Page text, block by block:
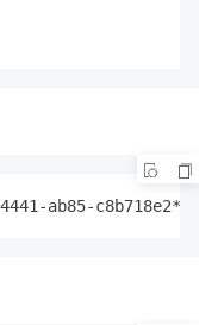
ab85-